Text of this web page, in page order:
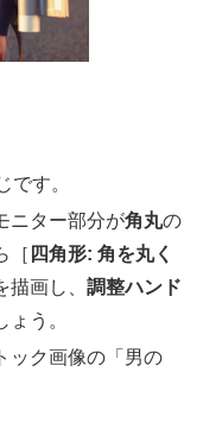
す。
ニター部分が角丸の
［ 四角形: 角を丸く
画し、 調整ハンド
う。
ック画像の「男の